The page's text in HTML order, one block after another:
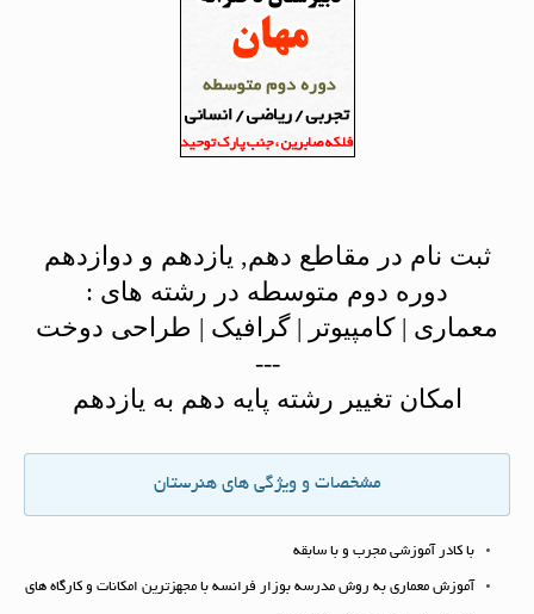
ثبت نام در مقاطع دهم, یازدهم و دوازدهم
دوره دوم متوسطه در رشته های :
معماری | کامپیوتر | گرافیک | طراحی دوخت
---
امکان تغییر رشته پایه دهم به یازدهم
مشخصات و ویژگی های هنرستان
با کادر آموزشی مجرب و با سابقه
آموزش معماری به روش مدرسه بوزار فرانسه با مجهزترین امکانات و کارگاه های